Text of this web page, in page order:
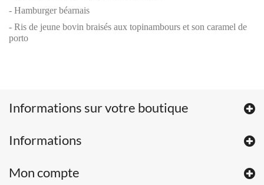
- Hamburger béarnais
- Ris de jeune bovin braisés aux topinambours et son caramel de
porto
Informations sur votre boutique
Informations
Mon compte